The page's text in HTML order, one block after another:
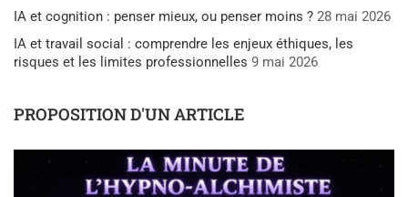
IA et cognition : penser mieux, ou penser moins ? 28 mai 2026
IA et travail social : comprendre les enjeux éthiques, les
risques et les limites professionnelles 9 mai 2026
PROPOSITION D'UN ARTICLE